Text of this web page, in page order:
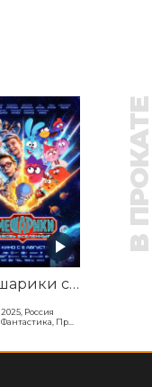
Смешарики сквозь вселенные
2025, Россия
Фантастика, Приключенческая комедия
В